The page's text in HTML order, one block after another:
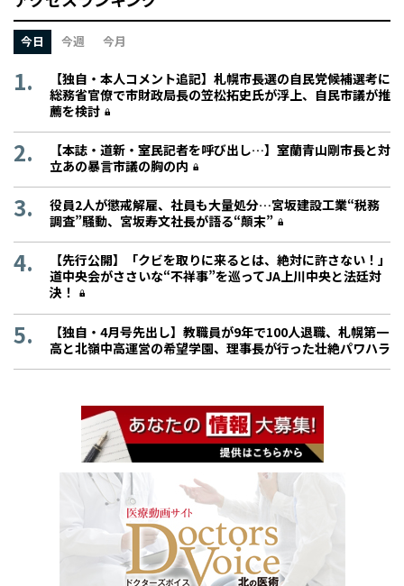
今日 今週 今月
【独自・本人コメント追記】札幌市長選の自民党候補選考に
総務省官僚で市財政局長の笠松拓史氏が浮上、自民市議が推
薦を検討
【本誌・道新・室民記者を呼び出し…】室蘭青山剛市長と対
立あの暴言市議の胸の内
役員2人が懲戒解雇、社員も大量処分…宮坂建設工業“税務
調査”騒動、宮坂寿文社長が語る“顛末”
【先行公開】「クビを取りに来るとは、絶対に許さない！」
道中央会がささいな“不祥事”を巡ってJA上川中央と法廷対
決！
【独自・4月号先出し】教職員が9年で100人退職、札幌第一
高と北嶺中高運営の希望学園、理事長が行った壮絶パワハラ